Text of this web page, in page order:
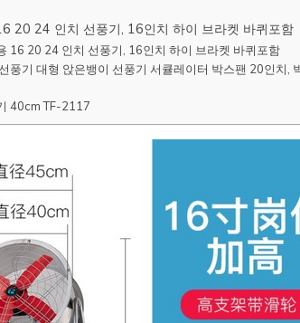
20 24 인치 선풍기, 16인치 하이 브라켓 바퀴포함
16 20 24 인치 선풍기, 16인치 하이 브라켓 바퀴포함
풍기 대형 앉은뱅이 선풍기 서큘레이터 박스팬 20인치,
40cm TF-2117